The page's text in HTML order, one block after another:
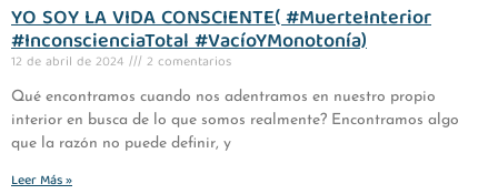
YO SOY LA VIDA CONSCIENTE( #MuerteInterior
#InconscienciaTotal #VacíoYMonotonía)
12 de abril de 2024 2 comentarios
Qué encontramos cuando nos adentramos en nuestro propio
interior en busca de lo que somos realmente? Encontramos algo
que la razón no puede definir, y
Leer Más »